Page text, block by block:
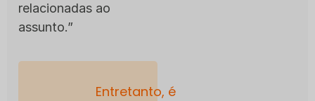
relacionadas ao
assunto.”
Entretanto, é